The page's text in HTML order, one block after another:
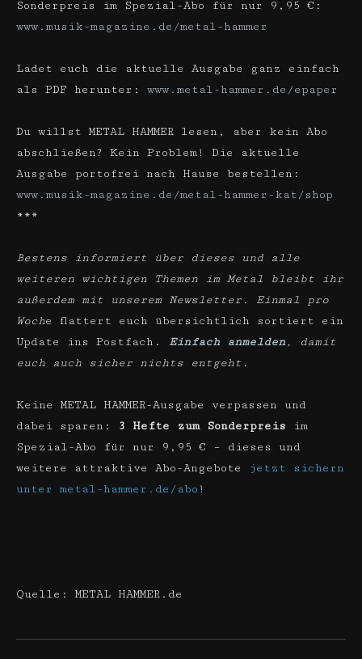
Sonderpreis im Spezial-Abo für nur 9,95 €:
www.musik-magazine.de/metal-hammer
Ladet euch die aktuelle Ausgabe ganz einfach
als PDF herunter: www.metal-hammer.de/epaper
Du willst METAL HAMMER lesen, aber kein Abo
abschließen? Kein Problem! Die aktuelle
Ausgabe portofrei nach Hause bestellen:
www.musik-magazine.de/metal-hammer-kat/shop
***
Bestens informiert über dieses und alle
weiteren wichtigen Themen im Metal bleibt ihr
außerdem mit unserem Newsletter. Einmal pro
Woche flattert euch übersichtlich sortiert ein
Update ins Postfach. Einfach anmelden , damit
euch auch sicher nichts entgeht.
Keine METAL HAMMER-Ausgabe verpassen und
dabei sparen:
3 Hefte zum Sonderpreis im
Spezial-Abo für nur 9,95 € – dieses und
weitere attraktive Abo-Angebote
jetzt sichern
unter metal-hammer.de/abo !
Quelle: METAL HAMMER.de